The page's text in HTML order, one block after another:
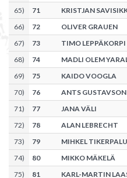
65) 71 KRISTJAN
66) 72 OLIVER GRAUEN
67) 73 TIMO LEPPÄKORPI
68) 74 MADLI OLEM
69) 75 KAIDO VOOGLA
70) 76 ANTS GUSTAVSON
71) 77 JANA VÄLI
72) 78 ALAN LEBRECHT
73) 79 MIHKEL TIKERPALU
74) 80 MIKKO MÄKELÄ
75) 81 KARL-MARTIN